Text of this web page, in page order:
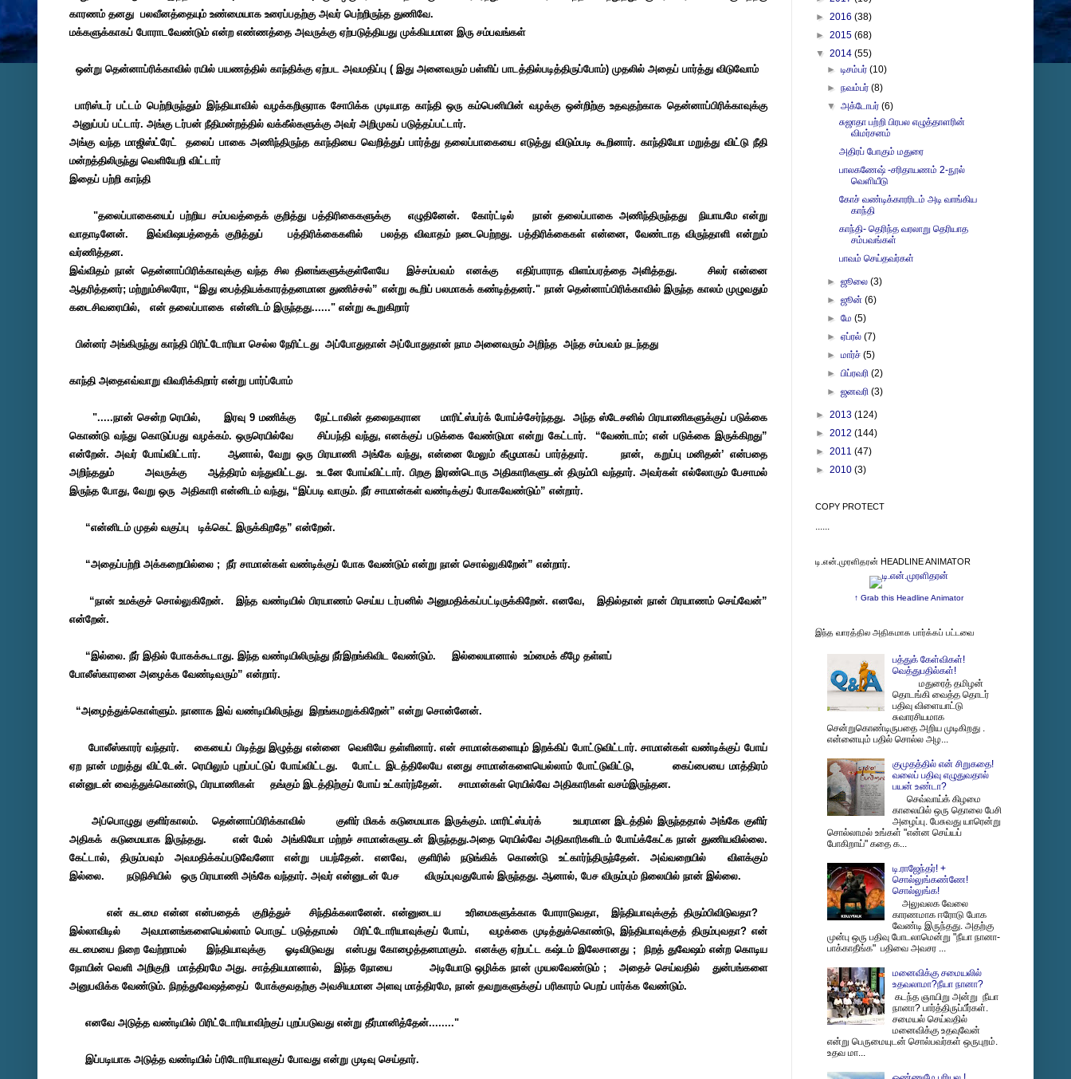
காரணம் தனது பலவீனத்தையும் உண்மையாக உரைப்பதற்கு அவர் பெற்றிருந்த துணிவே.
மக்களுக்காகப் போராடவேண்டும் என்ற எண்ணத்தை அவருக்கு ஏற்படுத்தியது முக்கியமான இரு சம்பவங்கள்
ஒன்று தென்னாப்ரிக்காவில் ரயில் பயணத்தில் காந்திக்கு ஏற்பட அவமதிப்பு ( இது அனைவரும் பள்ளிப் பாடத்தில்படித்திருப்போம்) முதலில் அதைப் பார்த்து விடுவோம்
பாரிஸ்டர் பட்டம் பெற்றிருந்தும் இந்தியாவில் வழக்கறிஞராக சோபிக்க முடியாத காந்தி ஒரு கம்பெனியின் வழக்கு ஒன்றிற்கு உதவுதற்காக தென்னாப்பிரிக்காவுக்கு
அனுப்பப் பட்டார். அங்கு டர்பன் நீதிமன்றத்தில் வக்கீல்களுக்கு அவர் அறிமுகப் படுத்தப்பட்டார்.
அங்கு வந்த மாஜிஸ்ட்ரேட் தலைப் பாகை அணிந்திருந்த காந்தியை வெறித்துப் பார்த்து தலைப்பாகையை எடுத்து விடும்படி கூறினார். காந்தியோ மறுத்து விட்டு நீதி
மன்றத்திலிருந்து வெளியேறி விட்டார்
இதைப் பற்றி காந்தி
"தலைப்பாகையைப் பற்றிய சம்பவத்தைக் குறித்து பத்திரிகைகளுக்கு எழுதினேன். கோர்ட்டில் நான் தலைப்பாகை அணிந்திருந்தது நியாயமே என்று
வாதாடினேன். இவ்விஷயத்தைக் குறித்துப் பத்திரிக்கைகளில் பலத்த விவாதம் நடைபெற்றது.
பத்திரிக்கைகள் என்னை, வேண்டாத விருந்தாளி என்றும்
வர்ணித்தன.
இவ்விதம் நான் தென்னாப்பிரிக்காவுக்கு வந்த சில தினங்களுக்குள்ளேயே இச்சம்பவம்எனக்கு எதிர்பாராத விளம்பரத்தை அளித்தது. சிலர் என்னை
ஆதரித்தனர்; மற்றும்சிலரோ, “இது பைத்தியக்காரத்தனமான துணிச்சல்” என்று கூறிப் பலமாகக் கண்டித்தனர்." நான் தென்னாப்பிரிக்காவில் இருந்த காலம் முழுவதும்
கடைசிவரையில், என் தலைப்பாகை என்னிடம் இருந்தது......" என்று கூறுகிறார்
பின்னர் அங்கிருந்து காந்தி பிரிட்டோரியா செல்ல நேரிட்டது அப்போதுதான் அப்போதுதான் நாம அனைவரும் அறிந்த அந்த சம்பவம் நடந்தது
காந்தி அதைஎவ்வாறு விவரிக்கிறார் என்று பார்ப்போம்
".....நான் சென்ற ரெயில், இரவு 9 மணிக்கு நேட்டாலின் தலைநகரான மாரிட்ஸ்பர்க் போய்ச்சேர்ந்தது. அந்த ஸ்டேசனில் பிரயாணிகளுக்குப் படுக்கை
கொண்டு வந்து கொடுப்பது வழக்கம். ஒருரெயில்வே சிப்பந்தி வந்து, எனக்குப் படுக்கை வேண்டுமா என்று கேட்டார். “வேண்டாம்; என் படுக்கை இருக்கிறது”
என்றேன். அவர் போய்விட்டார். ஆனால், வேறு ஒரு பிரயாணி அங்கே வந்து, என்னை மேலும் கீழுமாகப் பார்த்தார். நான், கறுப்பு மனிதன்’ என்பதை
அறிந்ததும் அவருக்கு ஆத்திரம் வந்துவிட்டது. உடனே போய்விட்டார். பிறகு இரண்டொரு அதிகாரிகளுடன் திரும்பி வந்தார். அவர்கள் எல்லோரும் பேசாமல்
இருந்த போது, வேறு ஒரு அதிகாரி என்னிடம் வந்து, “இப்படி வாரும். நீர் சாமான்கள் வண்டிக்குப் போகவேண்டும்” என்றார்.
“என்னிடம் முதல் வகுப்பு டிக்கெட் இருக்கிறதே” என்றேன்.
“அதைப்பற்றி அக்கறையில்லை ; நீர் சாமான்கள் வண்டிக்குப் போக வேண்டும் என்று நான் சொல்லுகிறேன்” என்றார்.
“நான் உமக்குச் சொல்லுகிறேன். இந்த வண்டியில் பிரயாணம் செய்ய டர்பனில் அனுமதிக்கப்பட்டிருக்கிறேன். எனவே, இதில்தான் நான் பிரயாணம் செய்வேன்”
என்றேன்.
“இல்லை. நீர் இதில் போகக்கூடாது. இந்த வண்டியிலிருந்து நீர்இறங்கிவிட வேண்டும். இல்லையானால் உம்மைக் கீழே தள்ளப்
போலீஸ்காரனை அழைக்க வேண்டிவரும்” என்றார்.
“அழைத்துக்கொள்ளும். நானாக இவ் வண்டியிலிருந்து இறங்கமறுக்கிறேன்” என்று சொன்னேன்.
போலீஸ்காரர் வந்தார். கையைப் பிடித்து இழுத்து என்னை வெளியே தள்ளினார். என் சாமான்களையும் இறக்கிப் போட்டுவிட்டார். சாமான்கள் வண்டிக்குப் போய்
ஏற நான் மறுத்து விட்டேன். ரெயிலும் புறப்பட்டுப் போய்விட்டது. போட்ட இடத்திலேயே எனது சாமான்களையெல்லாம் போட்டுவிட்டு, கைப்பையை மாத்திரம்
என்னுடன் வைத்துக்கொண்டு, பிரயாணிகள் தங்கும் இடத்திற்குப் போய் உட்கார்ந்தேன். சாமான்கள் ரெயில்வே அதிகாரிகள் வசம்இருந்தன.
அப்பொழுது குளிர்காலம். தென்னாப்பிரிக்காவில் குளிர் மிகக் கடுமையாக இருக்கும். மாரிட்ஸ்பர்க் உயரமான இடத்தில் இருந்ததால் அங்கே குளிர்
அதிகக் கடுமையாக இருந்தது. என் மேல் அங்கியோ மற்றச் சாமான்களுடன் இருந்தது.அதை ரெயில்வே அதிகாரிகளிடம் போய்க்கேட்க நான் துணியவில்லை.
கேட்டால், திரும்பவும்
அவமதிக்கப்படுவேனோ என்று பயந்தேன். எனவே, குளிரில்
நடுங்கிக் கொண்டு உட்கார்ந்திருந்தேன். அவ்வறையில் விளக்கும்
இல்லை. நடுநிசியில் ஒரு பிரயாணி அங்கே வந்தார். அவர் என்னுடன் பேச விரும்புவதுபோல் இருந்தது. ஆனால், பேச விரும்பும் நிலையில் நான் இல்லை.
என் கடமை என்ன என்பதைக் குறித்துச் சிந்திக்கலானேன். என்னுடைய உரிமைகளுக்காக போராடுவதா, இந்தியாவுக்குத் திரும்பிவிடுவதா?
இல்லாவிடில் அவமானங்களையெல்லாம் பொருட் படுத்தாமல் பிரிட்டோரியாவுக்குப் போய், வழக்கை முடித்துக்கொண்டு, இந்தியாவுக்குத் திரும்புவதா? என்
கடமையை நிறை வேற்றாமல் இந்தியாவுக்கு ஓடிவிடுவது என்பது கோழைத்தனமாகும். எனக்கு ஏற்பட்ட கஷ்டம் இலேசானது ; நிறத் துவேஷம் என்ற கொடிய
நோயின் வெளி அறிகுறி மாத்திரமே அது. சாத்தியமானால், இந்த நோயை அடியோடு ஒழிக்க நான் முயலவேண்டும் ; அதைச் செய்வதில் துன்பங்களை
அனுபவிக்க வேண்டும். நிறத்துவேஷத்தைப் போக்குவதற்கு அவசியமான அளவு மாத்திரமே, நான் தவறுகளுக்குப் பரிகாரம் பெறப் பார்க்க வேண்டும்.
எனவே அடுத்த வண்டியில் பிரிட்டோரியாவிற்குப் புறப்படுவது என்று தீர்மானித்தேன்........"
இப்படியாக அடுத்த வண்டியில் ப்ரிடோரியாவுகுப் போவது என்று முடிவு செய்தார்.
► 2016 (38)
► 2015 (68)
▼ 2014 (55)
►டிசம்பர்(10)
►நவம்பர்(8)
▼அக்டோபர்(6)
சுஜாதா பற்றி பிரபல எழுத்தாளரின்
விமர்சனம்
அதிரப் போகும் மதுரை
பாலகணேஷ் -சரிதாயணம் 2-நூல்
வெளியீடு
கோச் வண்டிக்காரரிடம் அடி வாங்கிய
காந்தி
காந்தி- தெரிந்த வரலாறு தெரியாத
சம்பவங்கள்
பாவம் செய்தவர்கள்
►ஜூலை(3)
►ஜூன்(6)
►மே(5)
►ஏப்ரல்(7)
►மார்ச்(5)
►பிப்ரவரி(2)
►ஜனவரி(3)
► 2013 (124)
► 2012 (144)
► 2011 (47)
► 2010 (3)
COPY PROTECT
......
டி.என்.முரளிதரன் HEADLINE ANIMATOR
↑ Grab this Headline Animator
இந்த வாரத்தில அதிகமாக பார்க்கப் பட்டவை
பத்துக் கேள்விகள்!
வெத்துபதில்கள்!
மதுரைத் தமிழன்
தொடங்கி வைத்த தொடர்
பதிவு விளையாட்டு
சுவாரசியமாக
சென்றுகொண்டிருபதை அறிய முடிகிறது .
என்னையும் பதில் சொல்ல அழ...
குமுதத்தில் என் சிறுகதை!
வலைப் பதிவு எழுதுவதால்
பயன் உண்டா?
செவ்வாய்க் கிழமை
காலையில் ஒரு தொலை பேசி
அழைப்பு. பேசுவது யாரென்று
சொல்லாமல் உங்கள் "என்ன செய்யப்
போகிறாய்" கதை க...
டி.ராஜேந்தர்! +
சொல்லுங்கண்ணே!
சொல்லுங்க!
அலுவலக வேலை
காரணமாக ஈரோடு போக
வேண்டி இருந்தது. அதற்கு
முன்பு ஒரு பதிவு போடலாமென்று "நீயா நானா-
பாக்காதீங்க" பதிவை அவசர ...
மனைவிக்கு சமையலில்
உதவலாமா?நீயா நானா?
கடந்த ஞாயிறு அன்று நீயா
நானா? பார்த்திருப்பீர்கள்.
சமையல் செய்வதில்
மனைவிக்கு உதவுவேன்
என்று பெருமையுடன் சொல்பவர்கள் ஒருபுறம்.
உதவ மா...